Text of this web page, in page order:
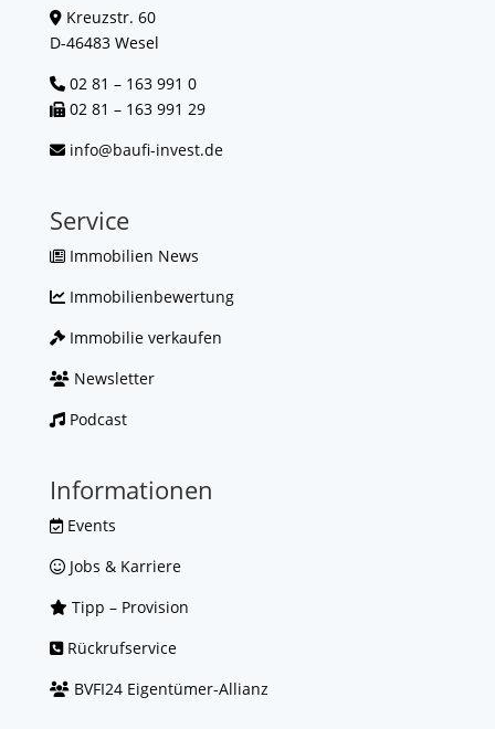
Kreuzstr. 60
D-46483 Wesel
02 81 – 163 991 0
02 81 – 163 991 29
info@baufi-invest.de
Service
Immobilien News
Immobilienbewertung
Immobilie verkaufen
Newsletter
Podcast
Informationen
Events
Jobs & Karriere
Tipp – Provision
Rückrufservice
BVFI24 Eigentümer-Allianz